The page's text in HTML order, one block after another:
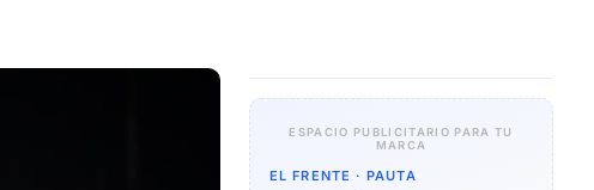
ESPACIO PUBLICITARIO PARA TU
MARCA
EL FRENTE · PAUTA